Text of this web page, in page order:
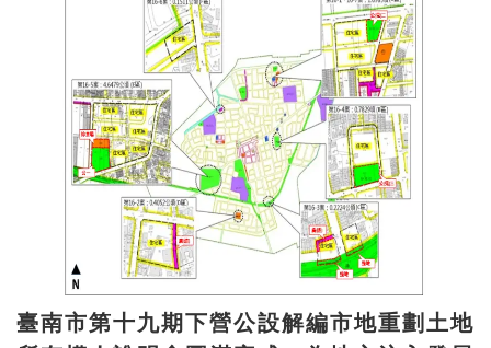
臺南市第十九期下營公設解編市地重劃土地